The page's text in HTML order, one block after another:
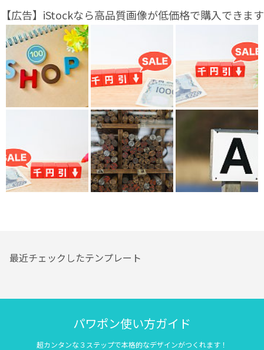
【広告】iStockなら高品質画像が低価格で購入できます
最近チェックしたテンプレート
パワポン使い方ガイド
超カンタンな３ステップで本格的なデザインがつくれます！